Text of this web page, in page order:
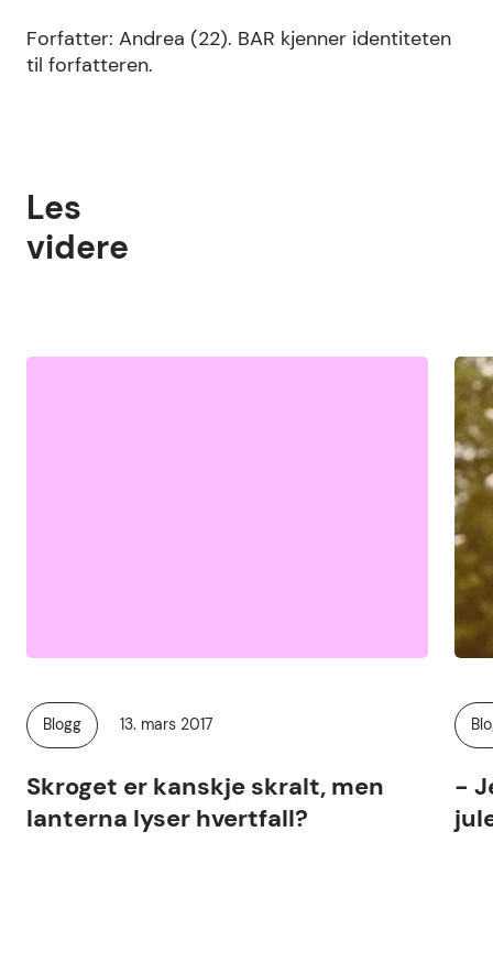
Forfatter: Andrea (22). BAR kjenner identiteten
til forfatteren.
Les
videre
Skroget er kanskje skralt, men
lanterna lyser hvertfall?
Kategori:
Blogg Publisert
13. mars 2017
-